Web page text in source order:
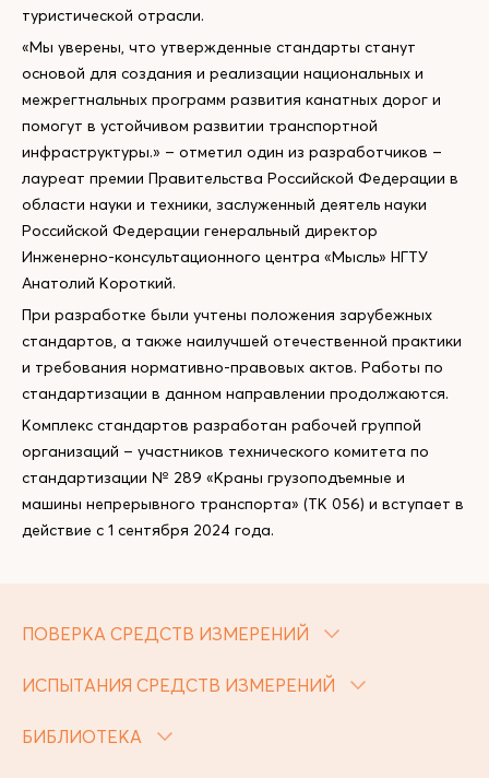
туристической отрасли.
«Мы уверены, что утвержденные стандарты станут
основой для создания и реализации национальных и
межрегтнальных программ развития канатных дорог и
помогут в устойчивом развитии транспортной
инфраструктуры.» – отметил один из разработчиков –
лауреат премии Правительства Российской Федерации в
области науки и техники, заслуженный деятель науки
Российской Федерации генеральный директор
Инженерно-консультационного центра «Мысль» НГТУ
Анатолий Короткий.
При разработке были учтены положения зарубежных
стандартов, а также наилучшей отечественной практики
и требования нормативно-правовых актов. Работы по
стандартизации в данном направлении продолжаются.
Комплекс стандартов разработан рабочей группой
организаций – участников технического комитета по
стандартизации № 289 «Краны грузоподъемные и
машины непрерывного транспорта» (ТК 056) и вступает в
действие с 1 сентября 2024 года.
ПОВЕРКА СРЕДСТВ ИЗМЕРЕНИЙ
ИСПЫТАНИЯ СРЕДСТВ ИЗМЕРЕНИЙ
БИБЛИОТЕКА